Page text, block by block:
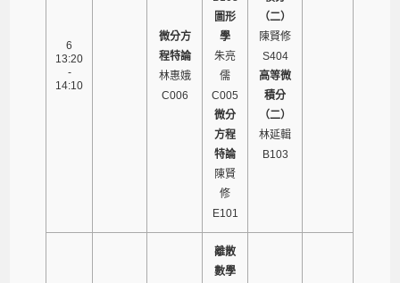
6
13:20
-
14:10
微分方
程特論
林惠娥
C006
圖形
學
朱亮
儒
C005
微分
方程
特論
陳賢
修
E101
（二）
陳賢修
S404
高等微
積分
（二）
林延輯
B103
離散
數學